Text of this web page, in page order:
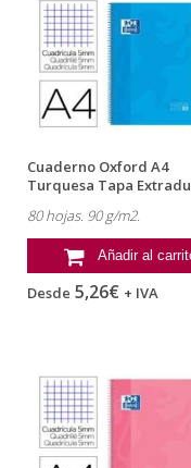
Cuaderno Oxford A4
Turquesa Tapa
80 hojas. 90 g/m2.
Añadir al
Desde 5,26€ + IVA